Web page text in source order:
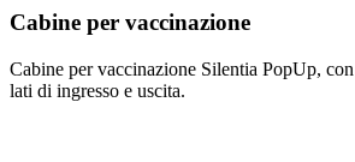
Cabine per vaccinazione
Cabine per vaccinazione Silentia PopUp,
lati di ingresso e uscita.